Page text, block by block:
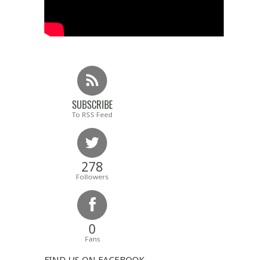
SUBSCRIBE
To RSS Feed
278
Followers
0
Fans